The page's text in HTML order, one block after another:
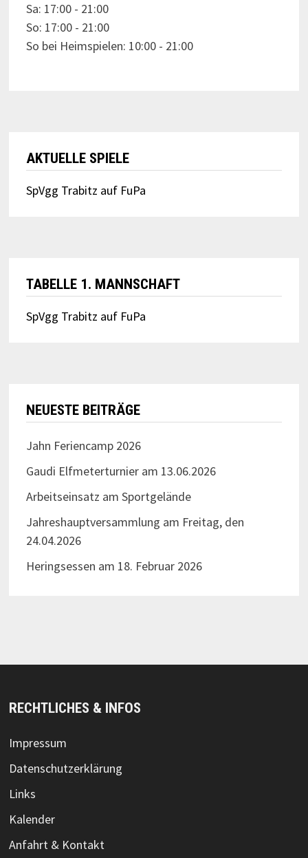
Sa: 17:00 - 21:00
So: 17:00 - 21:00
So bei Heimspielen: 10:00 - 21:00
AKTUELLE SPIELE
SpVgg Trabitz auf FuPa
TABELLE 1. MANNSCHAFT
SpVgg Trabitz auf FuPa
NEUESTE BEITRÄGE
Jahn Feriencamp 2026
Gaudi Elfmeterturnier am 13.06.2026
Arbeitseinsatz am Sportgelände
Jahreshauptversammlung am Freitag, den
24.04.2026
Heringsessen am 18. Februar 2026
RECHTLICHES & INFOS
Impressum
Datenschutzerklärung
Links
Kalender
Anfahrt & Kontakt